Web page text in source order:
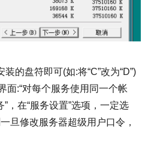
的盘符即可(如:将“C”改为“D”)
面:“对每个服务使用同一个帐
，在“服务设置”选项，一定选
旦修改服务器超级用户口令，